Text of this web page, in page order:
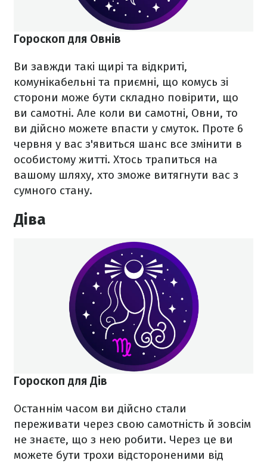
Гороскоп для Овнів
Ви завжди такі щирі та відкриті,
комунікабельні та приємні, що комусь зі
сторони може бути складно повірити, що
ви самотні. Але коли ви самотні, Овни, то
ви дійсно можете впасти у смуток. Проте 6
червня у вас з'явиться шанс все змінити в
особистому житті. Хтось трапиться на
вашому шляху, хто зможе витягнути вас з
сумного стану.
Діва
Гороскоп для Дів
Останнім часом ви дійсно стали
переживати через свою самотність й зовсім
не знаєте, що з нею робити. Через це ви
можете бути трохи відстороненими від